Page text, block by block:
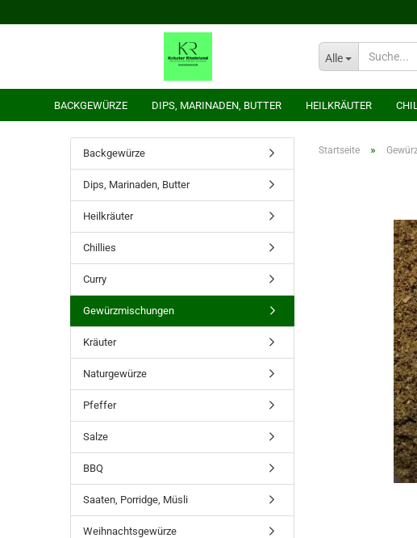
Alle
BACKGEWÜRZE DIPS, MARINADEN, BUTTER HEILKRÄUTER
Startseite »
Backgewürze
Dips, Marinaden, Butter
Heilkräuter
Chillies
Curry
Gewürzmischungen
Kräuter
Naturgewürze
Pfeffer
Salze
BBQ
Saaten, Porridge, Müsli
Weihnachtsgewürze